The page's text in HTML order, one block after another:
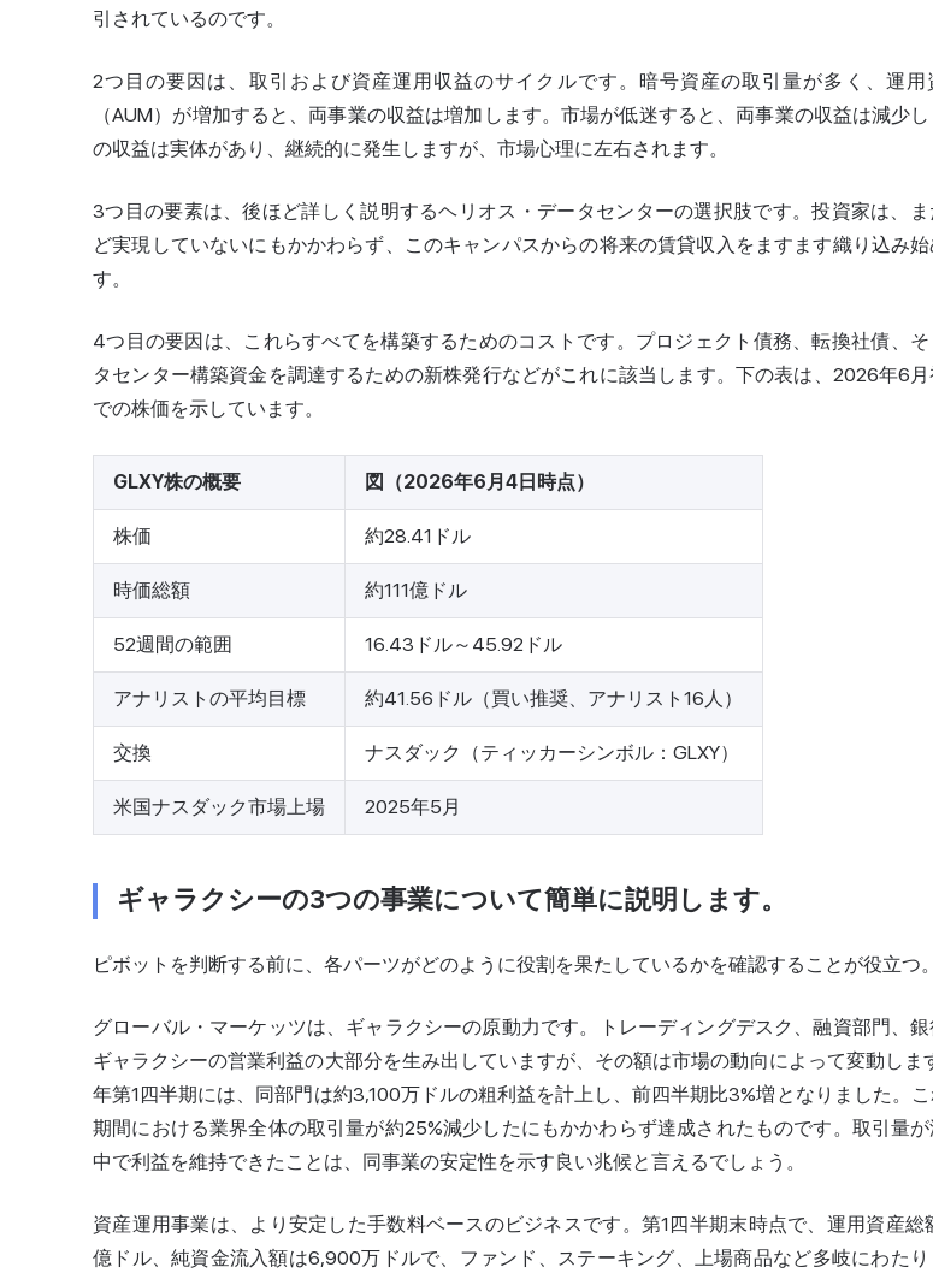
引されているのです。
2つ目の要因は、取引および資産運用収益のサイクルです。暗号資産の取引量が多く、運用
（AUM）が増加すると、両事業の収益は増加します。市場が低迷すると、両事業の収益は減少
の収益は実体があり、継続的に発生しますが、市場心理に左右されます。
3つ目の要素は、後ほど詳しく説明するヘリオス・データセンターの選択肢です。投資家は、
ど実現していないにもかかわらず、このキャンパスからの将来の賃貸収入をますます織り込み始
す。
4つ目の要因は、これらすべてを構築するためのコストです。プロジェクト債務、転換社債、
タセンター構築資金を調達するための新株発行などがこれに該当します。下の表は、2026年6
での株価を示しています。
GLXY株の概要 図（2026年6月4日時点）
株価 約28.41ドル
時価総額 約111億ドル
52週間の範囲 16.43ドル～45.92ドル
アナリストの平均目標 約41.56ドル（買い推奨、アナリスト16人）
交換 ナスダック（ティッカーシンボル：GLXY）
米国ナスダック市場上場 2025年5月
ギャラクシーの3つの事業について簡単に説明します。
ピボットを判断する前に、各パーツがどのように役割を果たしているかを確認することが役立つ。
グローバル・マーケッツは、ギャラクシーの原動力です。トレーディングデスク、融資部門、
ギャラクシーの営業利益の大部分を生み出していますが、その額は市場の動向によって変動しま
年第1四半期には、同部門は約3,100万ドルの粗利益を計上し、前四半期比3%増となりました。こ
期間における業界全体の取引量が約25%減少したにもかかわらず達成されたものです。取引量が
中で利益を維持できたことは、同事業の安定性を示す良い兆候と言えるでしょう。
資産運用事業は、より安定した手数料ベースのビジネスです。第1四半期末時点で、運用資産総
億ドル、純資金流入額は6,900万ドルで、ファンド、ステーキング、上場商品など多岐にわた